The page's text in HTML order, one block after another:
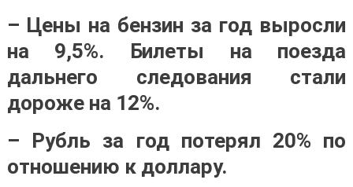
– Цены на бензин за год выросли
на 9,5%. Билеты на поезда
дальнего следования стали
дороже на 12%.
– Рубль за год потерял 20% по
отношению к доллару.